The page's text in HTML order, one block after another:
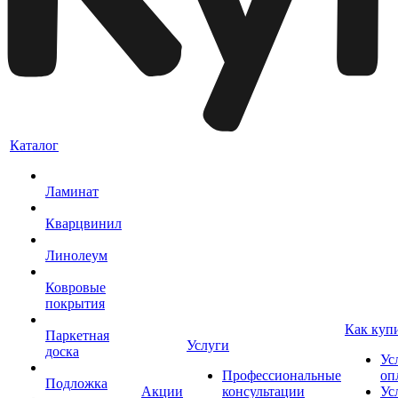
Каталог
Ламинат
Кварцвинил
Линолеум
Ковровые
покрытия
Паркетная
доска
Подложка
Акции
Услуги
Профессиональные
консультации
Как